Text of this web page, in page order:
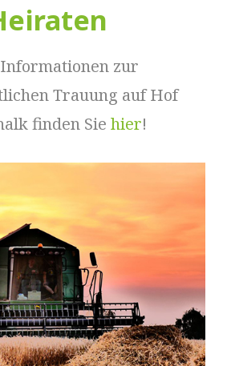
zur
Trauung auf Hof
finden Sie hier!